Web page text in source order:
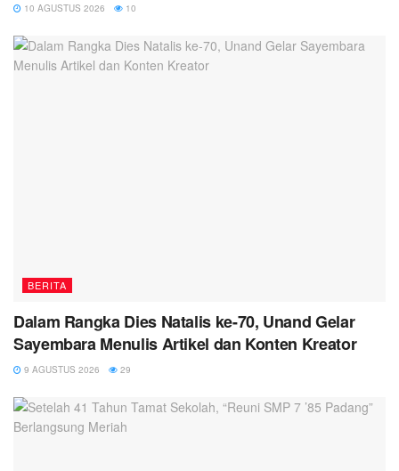
10 AGUSTUS 2026 10
BERITA
Dalam Rangka Dies Natalis ke-70, Unand Gelar
Sayembara Menulis Artikel dan Konten Kreator
9 AGUSTUS 2026 29